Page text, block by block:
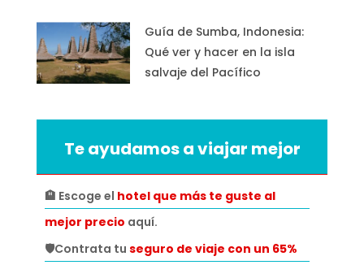
Guía de Sumba, Indonesia:
Qué ver y hacer en la isla
salvaje del Pacífico
Te ayudamos a viajar mejor
🏨 Escoge el hotel que más te guste al
mejor precio aquí.
🛡️Contrata tu seguro de viaje con un 65%